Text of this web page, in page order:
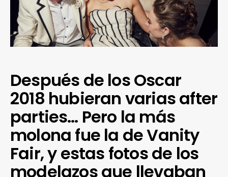
Después de los Oscar
2018 hubieran varias after
parties… Pero la más
molona fue la de Vanity
Fair, y estas fotos de los
modelazos que llevaban